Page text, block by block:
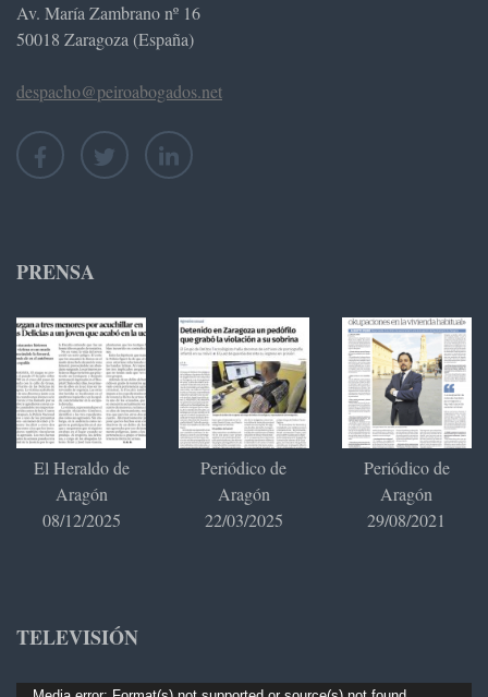
Av. María Zambrano nº 16
50018 Zaragoza (España)
despacho@peiroabogados.net
PRENSA
El Heraldo de
Aragón
08/12/2025
Periódico de
Aragón
22/03/2025
Periódico de
Aragón
29/08/2021
TELEVISIÓN